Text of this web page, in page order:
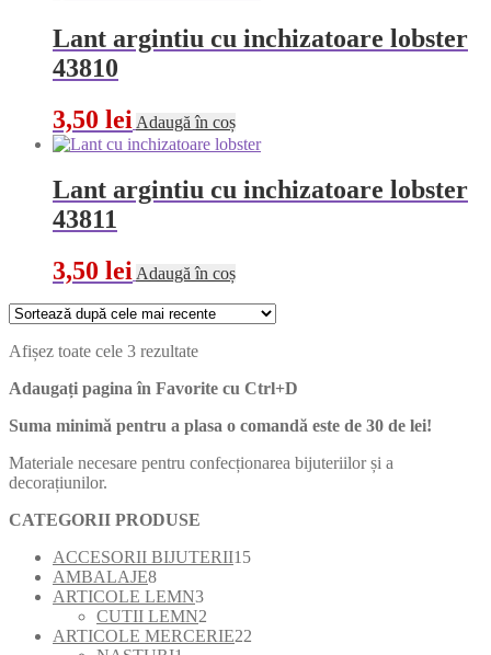
Lant argintiu cu inchizatoare lobster
43810
3,50 lei Adaugă în coș
Lant argintiu cu inchizatoare lobster
43811
3,50 lei Adaugă în coș
Afișez toate cele 3 rezultateSortat
cele
recente
Adaugați pagina în Favorite cu Ctrl+D
Suma minimă pentru a plasa o comandă este de 30 de lei!
Materiale necesare pentru confecționarea bijuteriilor și a
decorațiunilor.
CATEGORII PRODUSE
ACCESORII BIJUTERII1515
AMBALAJE88
produse
ARTICOLE LEMN33
produse
CUTII LEMN2
produse
ARTICOLE MERCERIE22